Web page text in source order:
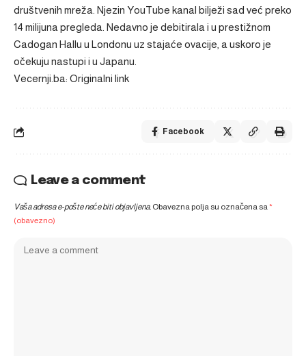
društvenih mreža. Njezin YouTube kanal bilježi sad već preko
14 milijuna pregleda. Nedavno je debitirala i u prestižnom
Cadogan Hallu u Londonu uz stajaće ovacije, a uskoro je
očekuju nastupi i u Japanu.
Vecernji.ba: Originalni link
Facebook
Leave a comment
Vaša adresa e-pošte neće biti objavljena. Obavezna polja su označena sa*
(obavezno)